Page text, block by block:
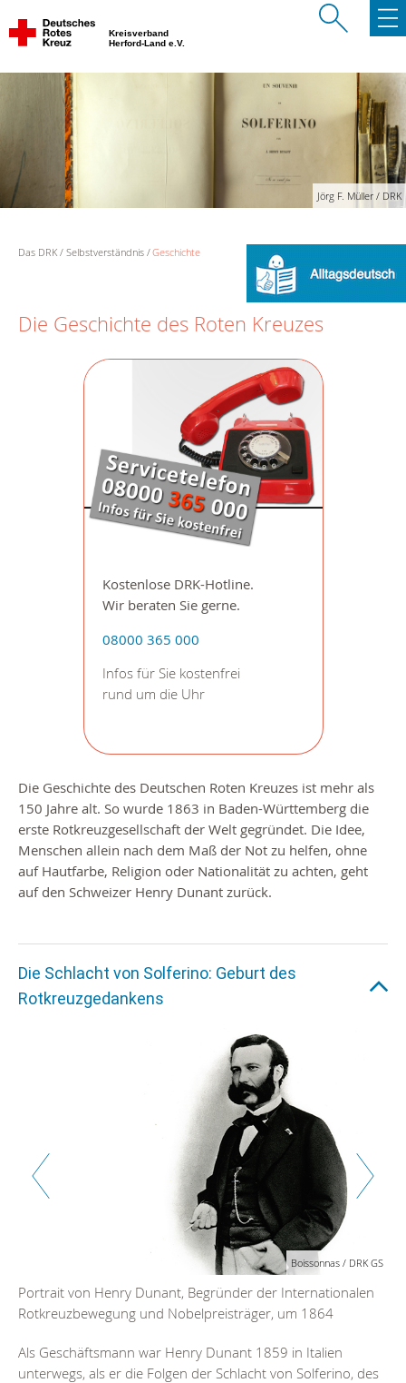
Kreisverband
Herford-Land e.V.
Jörg F. Müller / DRK
Das DRK Selbstverständnis Geschichte
Die Geschichte des Roten Kreuzes
Kostenlose DRK-Hotline.
Wir beraten Sie gerne.
08000 365 000
Infos für Sie kostenfrei
rund um die Uhr
Die Geschichte des Deutschen Roten Kreuzes ist mehr als
150 Jahre alt. So wurde 1863 in Baden-Württemberg die
erste Rotkreuzgesellschaft der Welt gegründet. Die Idee,
Menschen allein nach dem Maß der Not zu helfen, ohne
auf Hautfarbe, Religion oder Nationalität zu achten, geht
auf den Schweizer Henry Dunant zurück.
Die Schlacht von Solferino: Geburt des
Rotkreuzgedankens
Zurück
Boissonnas / DRK GS
Portrait von Henry Dunant, Begründer der Internationalen
Rotkreuzbewegung und Nobelpreisträger, um 1864
Weiter
Als Geschäftsmann war Henry Dunant 1859 in Italien
unterwegs, als er die Folgen der Schlacht von Solferino, des